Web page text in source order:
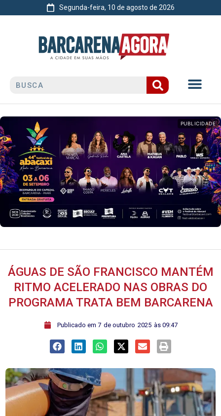
Segunda-feira, 10 de agosto de 2026
PUBLICIDADE
ÁGUAS DE SÃO FRANCISCO MANTÉM
RITMO ACELERADO NAS OBRAS DO
PROGRAMA TRATA BEM BARCARENA
ﾠPublicado em 7 de outubro 2025 às 09:47